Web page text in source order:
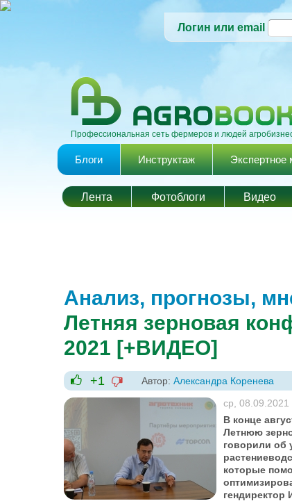
Логин или email
Профессиональная сеть фермеров и людей
Главное меню
Блоги Инструктаж Экспертное
Лента Фотоблоги Видео
Анализ, прогнозы,
Летняя зерновая
2021 [+ВИДЕО]
+1
+1
-1
Автор: Александра Коренева
ср, 08.09.2021
В конце
Летнюю
говорили об
которые